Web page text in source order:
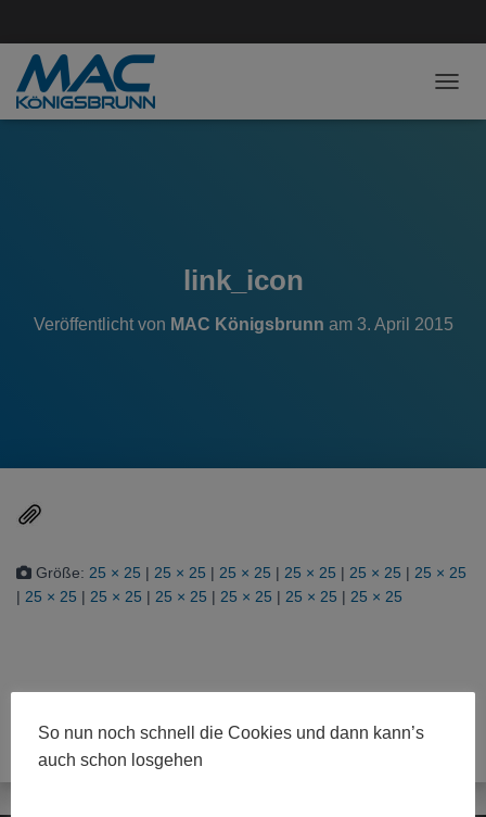
link_icon
Veröffentlicht von MAC Königsbrunn am 3. April 2015
Größe: 25 × 25 | 25 × 25 | 25 × 25 | 25 × 25 | 25 × 25 | 25 × 25
| 25 × 25 | 25 × 25 | 25 × 25 | 25 × 25 | 25 × 25 | 25 × 25
So nun noch schnell die Cookies und dann kann’s
auch schon losgehen